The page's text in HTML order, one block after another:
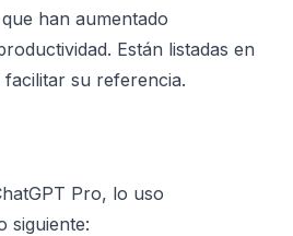
han aumentado
Están listadas en
su referencia.
Pro, lo uso
siguiente: